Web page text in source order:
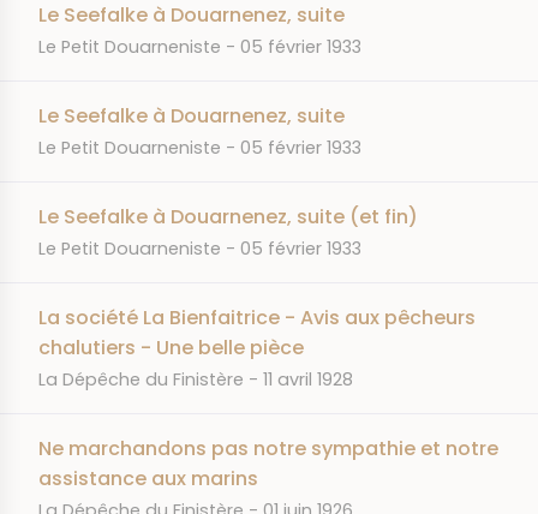
Le Seefalke à Douarnenez, suite
JOURNAL
Le Petit Douarneniste DATE
05 février 1933
Le Seefalke à Douarnenez, suite
JOURNAL
Le Petit Douarneniste DATE
05 février 1933
Le Seefalke à Douarnenez, suite (et fin)
JOURNAL
Le Petit Douarneniste DATE
05 février 1933
La société La Bienfaitrice - Avis aux pêcheurs
chalutiers - Une belle pièce
JOURNAL
La Dépêche du Finistère DATE
11 avril 1928
Ne marchandons pas notre sympathie et notre
assistance aux marins
JOURNAL DATE